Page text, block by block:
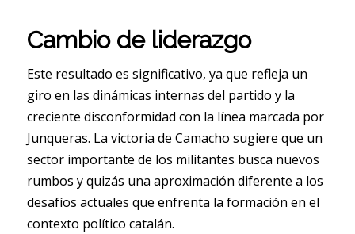
Cambio de liderazgo
Este resultado es significativo, ya que refleja un
giro en las dinámicas internas del partido y la
creciente disconformidad con la línea marcada por
Junqueras. La victoria de Camacho sugiere que un
sector importante de los militantes busca nuevos
rumbos y quizás una aproximación diferente a los
desafíos actuales que enfrenta la formación en el
contexto político catalán.